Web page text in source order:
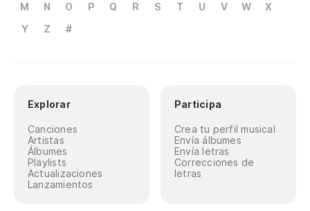
M
N O P Q R S T U V W
X
Y
Z #
Explorar
Canciones
Artistas
Álbumes
Playlists
Actualizaciones
Lanzamientos
Participa
Crea tu perfil musical
Envía álbumes
Envía letras
Correcciones de
letras